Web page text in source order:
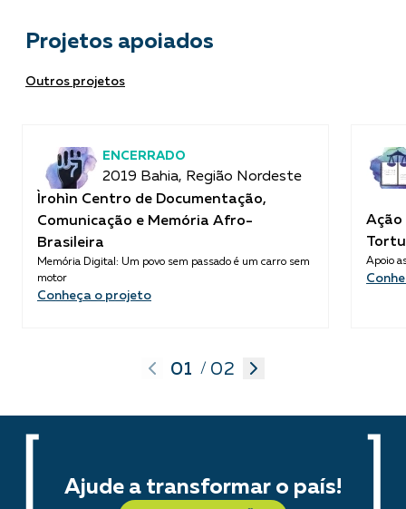
Projetos apoiados
Outros projetos
ENCERRADO
2019 Bahia, Região Nordeste
Ìrohìn Centro de Documentação,
Comunicação e Memória Afro-
Brasileira
Memória Digital: Um povo sem passado é um carro sem
motor
Conheça o projeto
Ação
Apoio
01 / 02
Ajude a transformar o país!